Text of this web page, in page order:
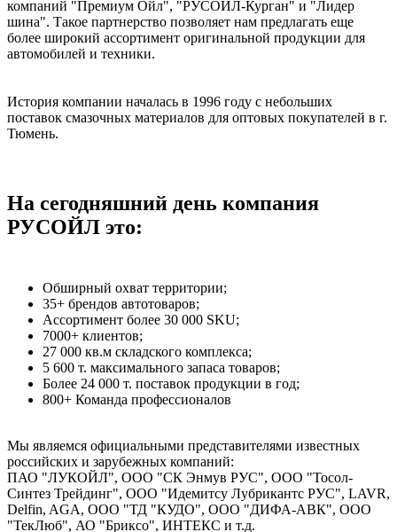
компаний "Премиум Ойл", "РУСОЙЛ-Курган" и "Лидер
шина". Такое партнерство позволяет нам предлагать еще
более широкий ассортимент оригинальной продукции для
автомобилей и техники.
История компании началась в 1996 году с небольших
поставок смазочных материалов для оптовых покупателей в г.
Тюмень.
На сегодняшний день компания
РУСОЙЛ это:
Обширный охват территории;
35+ брендов автотоваров;
Ассортимент более 30 000 SKU;
7000+ клиентов;
27 000 кв.м складского комплекса;
5 600 т. максимального запаса товаров;
Более 24 000 т. поставок продукции в год;
800+ Команда профессионалов
Мы являемся официальными представителями известных
российских и зарубежных компаний:
ПАО "ЛУКОЙЛ", ООО "СК Энмув РУС", ООО "Тосол-
Синтез Трейдинг", ООО "Идемитсу Лубрикантс РУС", LAVR,
Delfin, AGA, ООО "ТД "КУДО", ООО "ДИФА-АВК", ООО
"ТекЛюб", АО "Бриксо", ИНТЕКС и т.д.